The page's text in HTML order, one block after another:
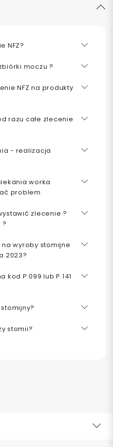
NFZ?
moczu ?
NFZ na produkty
razu całe zlecenie
- realizacja
worka
problem
zlecenie ?
?
wyroby stomijne
2023?
kod P.099 lub P.141
stomii?